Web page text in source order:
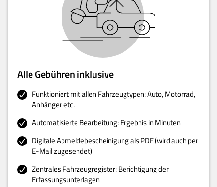
Alle Gebühren inklusive
Funktioniert mit allen Fahrzeugtypen: Auto, Motorrad,
Anhänger etc.
Automatisierte Bearbeitung: Ergebnis in Minuten
Digitale Abmeldebescheinigung als PDF (wird auch per
E-Mail zugesendet)
Zentrales Fahrzeugregister: Berichtigung der
Erfassungsunterlagen